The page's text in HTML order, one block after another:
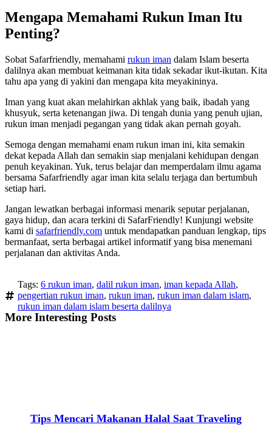
Mengapa Memahami Rukun Iman Itu
Penting?
Sobat Safarfriendly, memahami rukun iman dalam Islam beserta
dalilnya akan membuat keimanan kita tidak sekadar ikut-ikutan. Kita
tahu apa yang di yakini dan mengapa kita meyakininya.
Iman yang kuat akan melahirkan akhlak yang baik, ibadah yang
khusyuk, serta ketenangan jiwa. Di tengah dunia yang penuh ujian,
rukun iman menjadi pegangan yang tidak akan pernah goyah.
Semoga dengan memahami enam rukun iman ini, kita semakin
dekat kepada Allah dan semakin siap menjalani kehidupan dengan
penuh keyakinan. Yuk, terus belajar dan memperdalam ilmu agama
bersama Safarfriendly agar iman kita selalu terjaga dan bertumbuh
setiap hari.
Jangan lewatkan berbagai informasi menarik seputar perjalanan,
gaya hidup, dan acara terkini di SafarFriendly! Kunjungi website
kami di safarfriendly.com untuk mendapatkan panduan lengkap, tips
bermanfaat, serta berbagai artikel informatif yang bisa menemani
perjalanan dan aktivitas Anda.
Tags: 6 rukun iman, dalil rukun iman, iman kepada Allah,
pengertian rukun iman, rukun iman, rukun iman dalam islam,
rukun iman dalam islam beserta dalilnya
More Interesting Posts
Tips Mencari Makanan Halal Saat Traveling